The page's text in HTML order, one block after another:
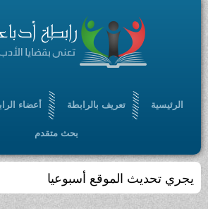
الرئيسية تعريف بالرابطة أعضاء الرابطة
بحث متقدم
يجري تحديث الموقع أسبوعيا